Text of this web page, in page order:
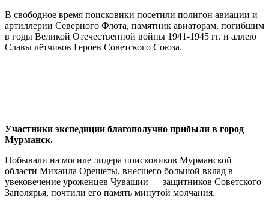
В свободное время поисковики посетили полигон авиации и
артиллерии Северного Флота, памятник авиаторам, погибшим
в годы Великой Отечественной войны 1941-1945 гг. и аллею
Славы лётчиков Героев Советского Союза.
Участники экспедиции благополучно прибыли в город
Мурманск.
Побывали на могиле лидера поисковиков Мурманской
области Михаила Орешеты, внесшего большой вклад в
увековечение уроженцев Чувашии — защитников Советского
Заполярья, почтили его память минутой молчания.